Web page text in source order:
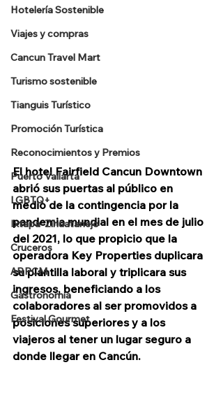
Hotelería Sostenible
Viajes y compras
Cancun Travel Mart
Turismo sostenible
Tianguis Turístico
Promoción Turística
Reconocimientos y Premios
Puerto Vallarta
LGBTQ+
Ixtapa-Zihuatanejo
Cruceros
ARPCM
Gastronomia
Festival Gourmet
El hotel Fairfield Cancun Downtown
abrió sus puertas al público en
medio de la contingencia por la
pandemia mundial en el mes de julio
del 2021, lo que propicio que la
operadora Key Properties duplicara
su plantilla laboral y triplicara sus
ingresos, beneficiando a los
colaboradores al ser promovidos a
posiciones superiores y a los
viajeros al tener un lugar seguro a
donde llegar en Cancún.